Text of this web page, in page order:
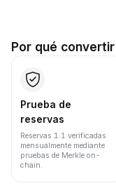
Por qué
Prueba de
reservas
Reservas 1:1 verificadas
mensualmente mediante
pruebas de Merkle on-
chain.